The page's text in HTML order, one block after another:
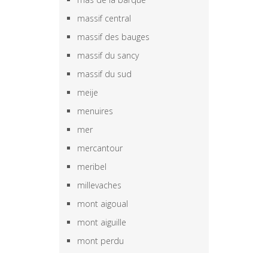
massif central
massif des bauges
massif du sancy
massif du sud
meije
menuires
mer
mercantour
meribel
millevaches
mont aigoual
mont aiguille
mont perdu